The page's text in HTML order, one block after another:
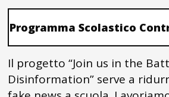
Programma Scolastico
Il progetto “Join us in the
Disinformation” serve a